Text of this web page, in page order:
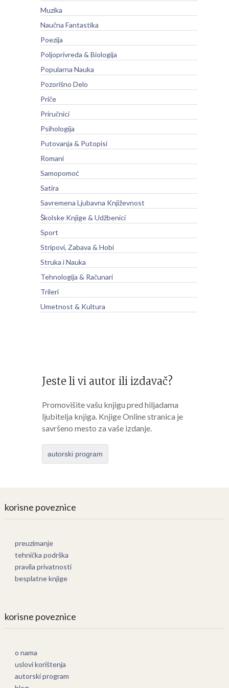
Muzika
Naučna Fantastika
Poezija
Poljoprivreda & Biologija
Popularna Nauka
Pozorišno Delo
Priče
Priručnici
Psihologija
Putovanja & Putopisi
Romani
Samopomoć
Satira
Savremena Ljubavna Književnost
Školske Knjige & Udžbenici
Sport
Stripovi, Zabava & Hobi
Struka i Nauka
Tehnologija & Računari
Trileri
Umetnost & Kultura
Jeste li vi autor ili izdavač?
Promovišite vašu knjigu pred hiljadama
ljubitelja knjiga. Knjige Online stranica je
savršeno mesto za vaše izdanje.
autorski program
korisne poveznice
preuzimanje
tehnička podrška
pravila privatnosti
besplatne knjige
korisne poveznice
o nama
uslovi korištenja
autorski program